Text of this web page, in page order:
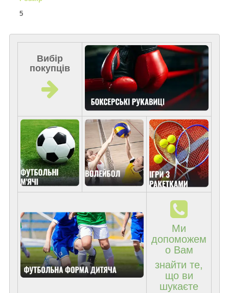
5
Вибір
покупців
Ми
допоможем
о Вам
знайти те,
що ви
шукаєте